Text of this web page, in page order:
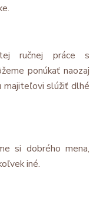
ručnej práce s
ponúkať naozaj
majiteľovi slúžiť dlhé
si dobrého mena,
iné.